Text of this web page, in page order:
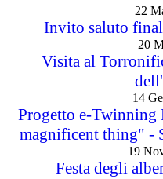
22
Invito saluto
20
Visita al
14
Progetto e-
magnificent thing" -
19
Festa degli